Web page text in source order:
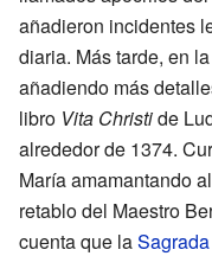
añadieron incidentes
diaria. Más tarde, en
añadiendo más
libro Vita Christide
alrededor de 1374.
María amamantando
retablo del Maestro
cuenta que la